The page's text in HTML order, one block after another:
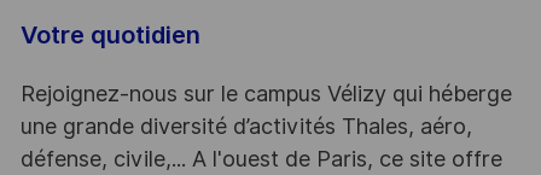
Votre quotidien
Rejoignez-nous sur le campus Vélizy qui héberge
une grande diversité d’activités Thales, aéro,
défense, civile,... A l'ouest de Paris, ce site offre